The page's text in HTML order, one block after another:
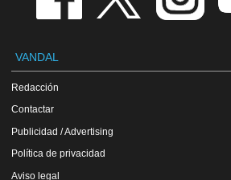
VANDAL
Redacción
Contactar
Publicidad / Advertising
Política de privacidad
Aviso legal